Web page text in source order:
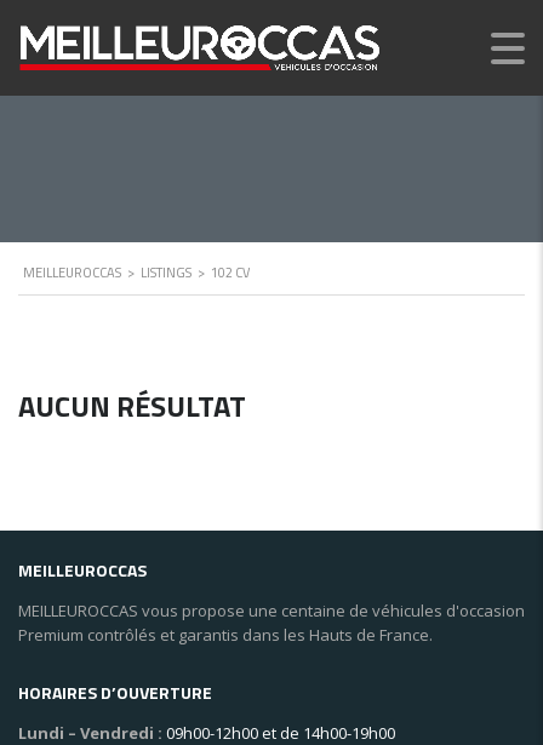
MEILLEUROCCAS > LISTINGS > 102 CV
AUCUN RÉSULTAT
MEILLEUROCCAS
MEILLEUROCCAS vous propose une centaine de véhicules d'occasion
Premium contrôlés et garantis dans les Hauts de France.
HORAIRES D’OUVERTURE
Lundi – Vendredi : 09h00-12h00 et de 14h00-19h00